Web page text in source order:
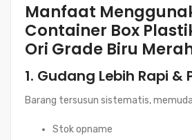
Manfaat
Container Box
Ori Grade Biru
1. Gudang Lebih Rapi &
Barang tersusun sistematis,
Stok opname